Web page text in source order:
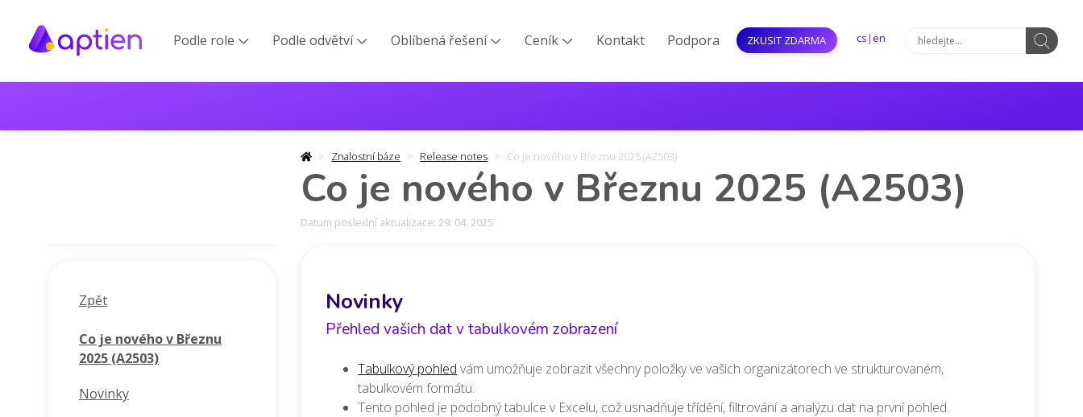
Podle role  Podle odvětví  Oblíbená řešení  Ceník  Kontakt Podpora ZKUSIT ZDARMA cs |en
Znalostní báze Release notes Co je nového v Březnu 2025 (A2503)
Co je nového v Březnu 2025 (A2503)
Datum poslední aktualizace: 29. 04. 2025
Zpět
Co je nového v Březnu
2025 (A2503)
Novinky
Novinky
Přehled vašich dat v tabulkovém zobrazení
Tabulkový pohled vám umožňuje zobrazit všechny položky ve vašich organizátorech ve strukturovaném,
tabulkovém formátu.
Tento pohled je podobný tabulce v Excelu, což usnadňuje třídění, filtrování a analýzu dat na první pohled.